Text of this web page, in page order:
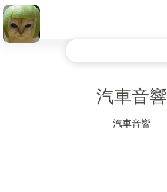
汽車音響
汽車音響